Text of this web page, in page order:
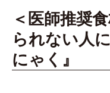
＜医師推奨
られない人
にゃく』